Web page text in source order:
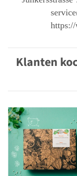
Klanten